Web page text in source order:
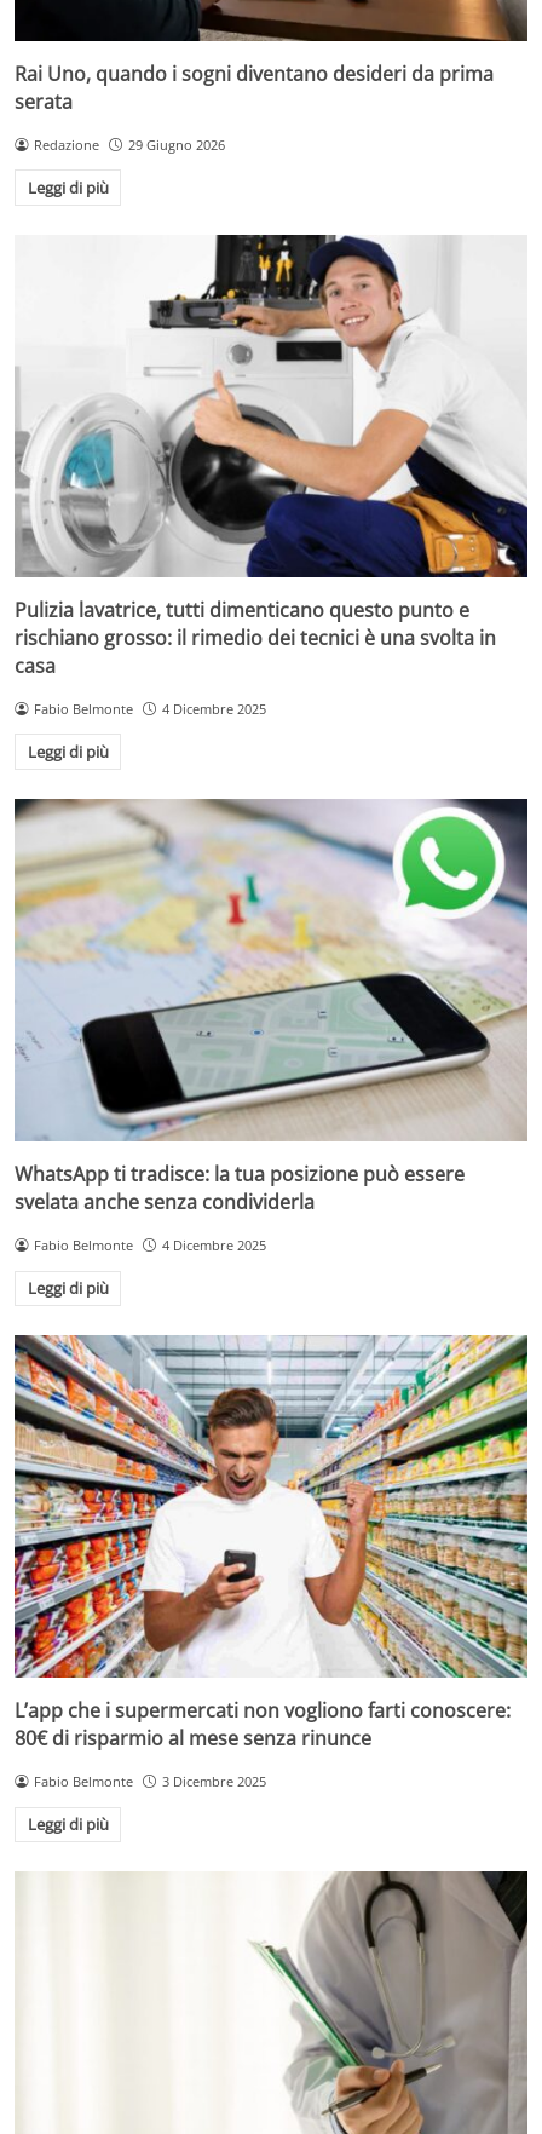
Rai Uno, quando i sogni diventano desideri da prima
serata
Redazione 29 Giugno 2026
Leggi di più
Pulizia lavatrice, tutti dimenticano questo punto e
rischiano grosso: il rimedio dei tecnici è una svolta in
casa
Fabio Belmonte 4 Dicembre 2025
Leggi di più
WhatsApp ti tradisce: la tua posizione può essere
svelata anche senza condividerla
Fabio Belmonte 4 Dicembre 2025
Leggi di più
L’app che i supermercati non vogliono farti conoscere:
80€ di risparmio al mese senza rinunce
Fabio Belmonte 3 Dicembre 2025
Leggi di più